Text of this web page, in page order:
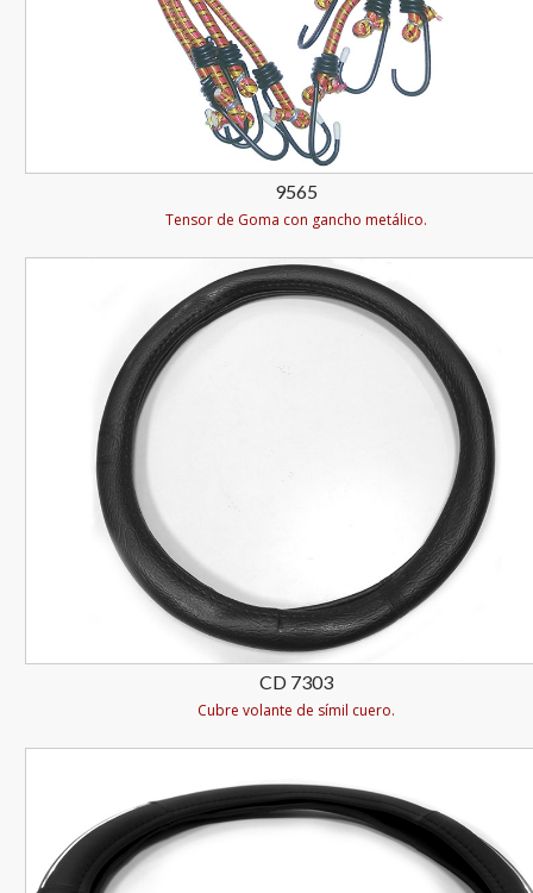
9565
Tensor de Goma con gancho metálico.
CD 7303
Cubre volante de símil cuero.